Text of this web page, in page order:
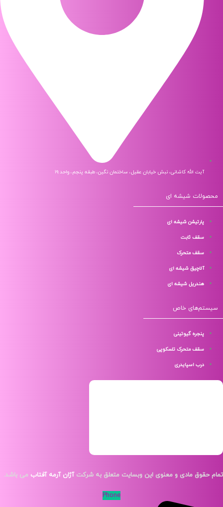
آیت الله کاشانی، نبش خیابان عقیل، ساختمان نگین، طبقه پنجم، واحد ۱۹
شیشه ای
پارتیشن شیشه ای
سقف ثابت
سقف متحرک
آلاچیق شیشه ای
هندریل شیشه ای
خاص
پنجره گیوتینی
سقف متحرک تلسکوپی
درب اسپایدری
مادی و معنوی این وبسایت متعلق به شرکتآژان آرمه آفتاب می باشد.
Phone